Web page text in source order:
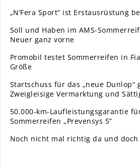
„N’Fera Sport“ ist Erstausrüstung
Soll und Haben im AMS-
Neuer ganz vorne
Promobil testet Sommerreifen in
Größe
Startschuss für das „neue Dunlop“
Zweigleisige Vermarktung und
50.000-km-Laufleistungsgarantie
Sommerreifen „Prevensys 5”
Noch nicht mal richtig da und doch